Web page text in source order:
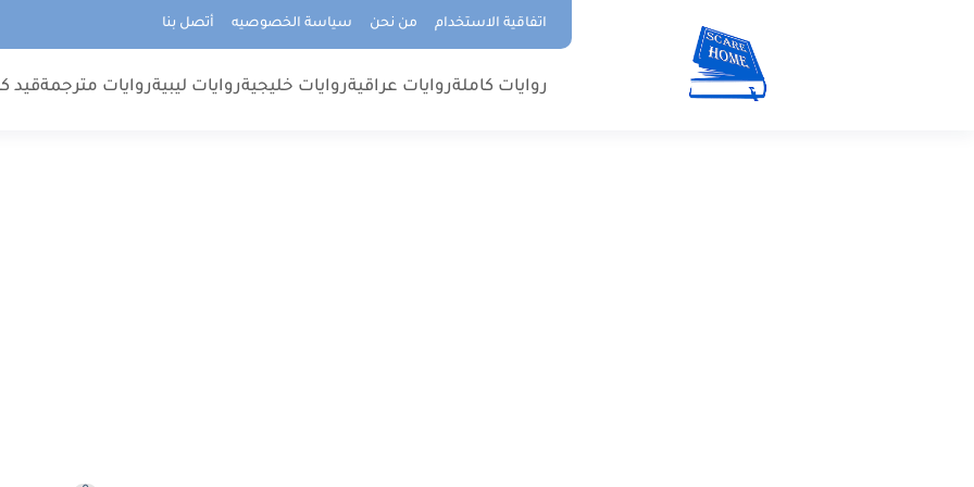
اتفاقية الاستخدام من نحن سياسة الخصوصيه أتصل بنا
روايات كاملةروايات عراقيةروايات خليجيةروايات ليبيةروايات مترجمةقيد